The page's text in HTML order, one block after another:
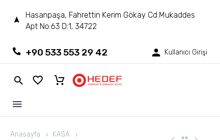
Hasanpaşa, Fahrettin Kerim Gökay Cd Mukaddes
Apt No:63 D:1, 34722
+90 533 553 29 42 Kullanıcı Girişi
Anasayfa
KASA